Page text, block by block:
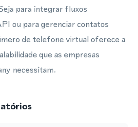
para integrar fluxos
ou para gerenciar contatos
de telefone virtual oferece a
que as empresas
necessitam.